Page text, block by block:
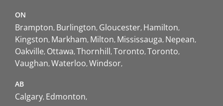
ON
Brampton Burlington Gloucester Hamilton
Kingston Markham Milton Mississauga Nepean
Oakville Ottawa Thornhill Toronto Toronto
Vaughan Waterloo Windsor
AB
Calgary Edmonton